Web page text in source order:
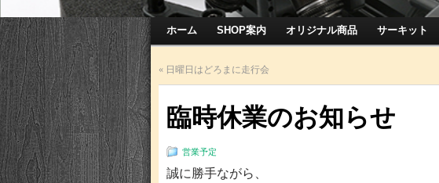
ホーム SHOP案内 オリジナル商品 サーキット
« 日曜日はどろまに走行会
臨時休業のお知らせ
営業予定
誠に勝手ながら、